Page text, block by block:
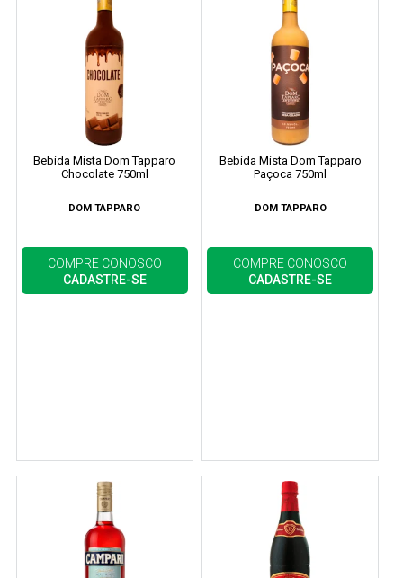
Bebida Mista Dom Tapparo
Chocolate 750ml
DOM TAPPARO
COMPRE CONOSCO
CADASTRE-SE
Bebida Mista Dom Tapparo
Paçoca 750ml
DOM TAPPARO
COMPRE CONOSCO
CADASTRE-SE